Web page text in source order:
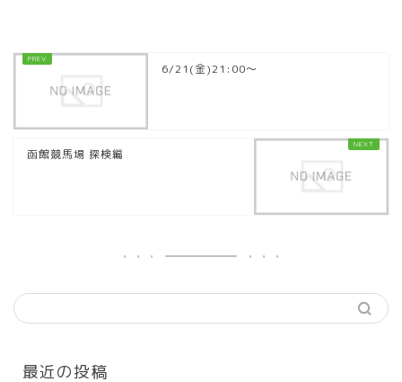
6/21(金)21:00〜
函館競馬場 探検編
最近の投稿